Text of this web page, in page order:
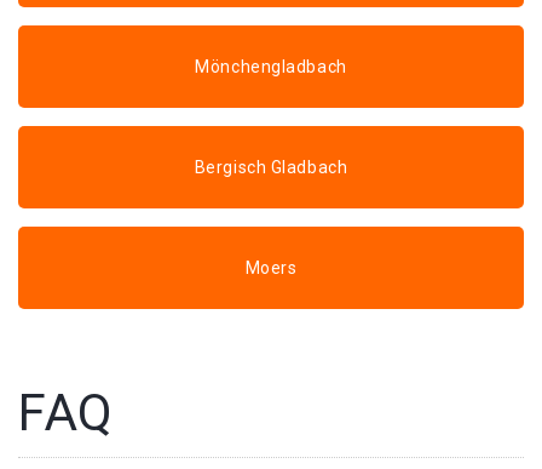
Mönchengladbach
Bergisch Gladbach
Moers
FAQ